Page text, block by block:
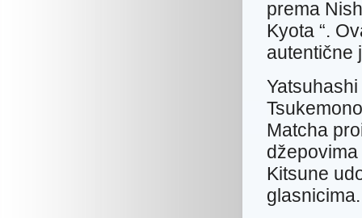
prema
Kyota “.
autentične
Matcha
Kitsune
glasnicima.